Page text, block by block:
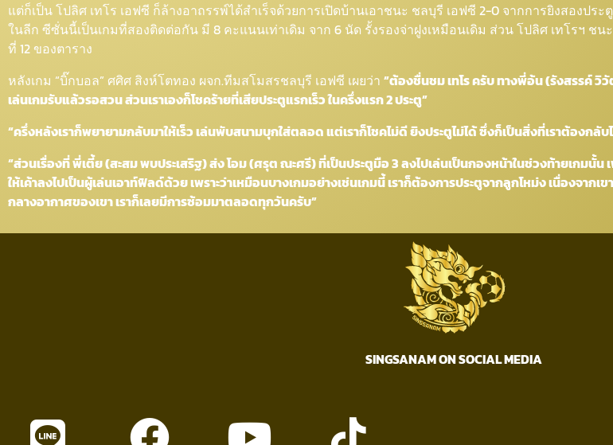
แต่ก็เป็น โปลิศ เทโร เอฟซี ก็ล้างอาถรรพ์ได้สำเร็จด้วยการเปิดบ้านเอาชนะ ชลบุรี เอฟซี 2-0 จากการยิงสองปร
ในลีก ซีซั่นนี้เป็นเกมที่สองติดต่อกัน มี 8 คะแนนเท่าเดิม จาก 6 นัด รั้งรองจ่าฝูงเหมือนเดิม ส่วน โปลิศ เทโรฯ
ที่ 12 ของตาราง
หลังเกม “บิ๊กบอล” ศศิศ สิงห์โตทอง ผจก.ทีมสโมสรชลบุรี เอฟซี เผยว่า ”ต้องชื่นชม เทโร ครับ ทางพี่อ้น (รังสรรค์ วิ
เล่นเกมรับแล้วรอสวน ส่วนเราเองก็โชคร้ายที่เสียประตูแรกเร็ว ในครึ่งแรก 2 ประตู”
“ครึ่งหลังเราก็พยายามกลับมาให้เร็ว เล่นพับสนามบุกใส่ตลอด แต่เราก็โชคไม่ดี ยิงประตูไม่ได้ ซึ่งก็เป็นสิ่งที่เราต้องกลั
“ส่วนเรื่องที่ พี่เตี้ย (สะสม พบประเสริฐ) ส่ง โอม (ศรุต ณะศรี) ที่เป็นประตูมือ 3 ลงไปเล่นเป็นกองหน้าในช่วงท้ายเกมนั้
ให้เค้าลงไปเป็นผู้เล่นเอาท์ฟิลด์ด้วย เพราะว่าเหมือนบางเกมอย่างเช่นเกมนี้ เราก็ต้องการประตูจากลูกโหม่ง เนื่องจากเ
กลางอากาศของเขา เราก็เลยมีการซ้อมมาตลอดทุกวันครับ”
SINGSANAM ON SOCIAL MEDIA